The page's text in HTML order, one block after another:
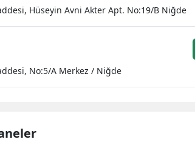
Eskişehir
Gaziantep
Hüseyin Avni Akter Apt. No:19/B Niğde
No:5/A Merkez / Niğde